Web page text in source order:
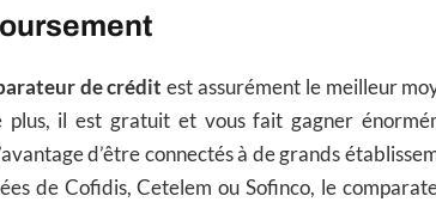
de crédit est assurément le meilleur
plus, il est gratuit et vous fait gagner
d’être connectés à de grands
de Cofidis, Cetelem ou Sofinco, le